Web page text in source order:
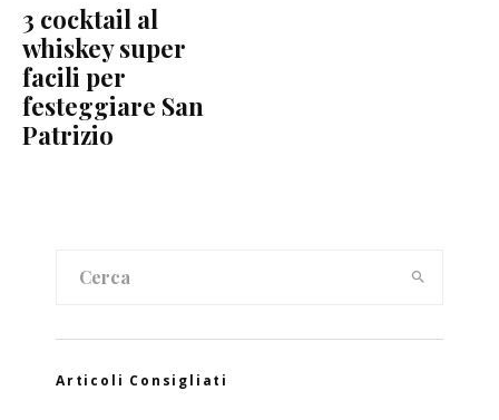
3 cocktail al
whiskey super
facili per
festeggiare San
Patrizio
Articoli Consigliati